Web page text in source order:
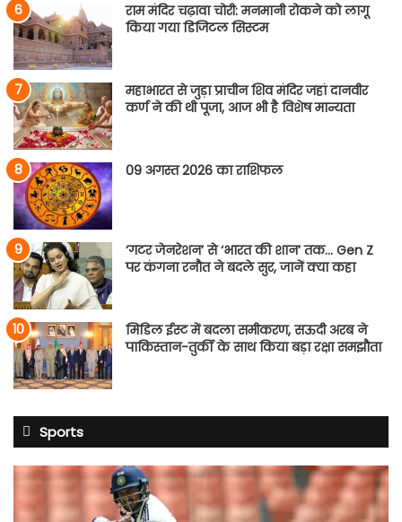
राम मंदिर चढ़ावा चोरी: मनमानी रोकने को लागू
किया गया डिजिटल सिस्टम
महाभारत से जुड़ा प्राचीन शिव मंदिर जहां दानवीर
कर्ण ने की थी पूजा, आज भी है विशेष मान्यता
09 अगस्त 2026 का राशिफल
‘गटर जेनरेशन’ से ‘भारत की शान’ तक… Gen Z
पर कंगना रनौत ने बदले सुर, जानें क्या कहा
मिडिल ईस्ट में बदला समीकरण, सऊदी अरब ने
पाकिस्तान-तुर्की के साथ किया बड़ा रक्षा समझौता
Sports
साई
श्रीलंका